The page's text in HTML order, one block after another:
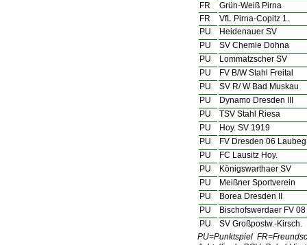
FR
Grün-Weiß Pirna
FR
VfL Pirna-Copitz 1.
PU
Heidenauer SV
PU
SV Chemie Dohna
PU
Lommatzscher SV
PU
FV B/W Stahl Freital
PU
SV R/ W Bad Muskau
PU
Dynamo Dresden III
PU
TSV Stahl Riesa
PU
Hoy. SV 1919
PU
FV Dresden 06
PU
FC Lausitz Hoy.
PU
Königswarthaer SV
PU
Meißner Sportverein
PU
Borea Dresden II
PU
Bischofswerdaer FV 08
PU
SV Großpostw.-Kirsch.
PU=Punktspiel